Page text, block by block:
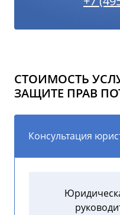
СТОИМОСТЬ
ЗАЩИТЕ ПРАВ
Консультация